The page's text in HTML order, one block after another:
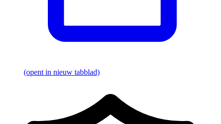
(opent in nieuw tabblad)